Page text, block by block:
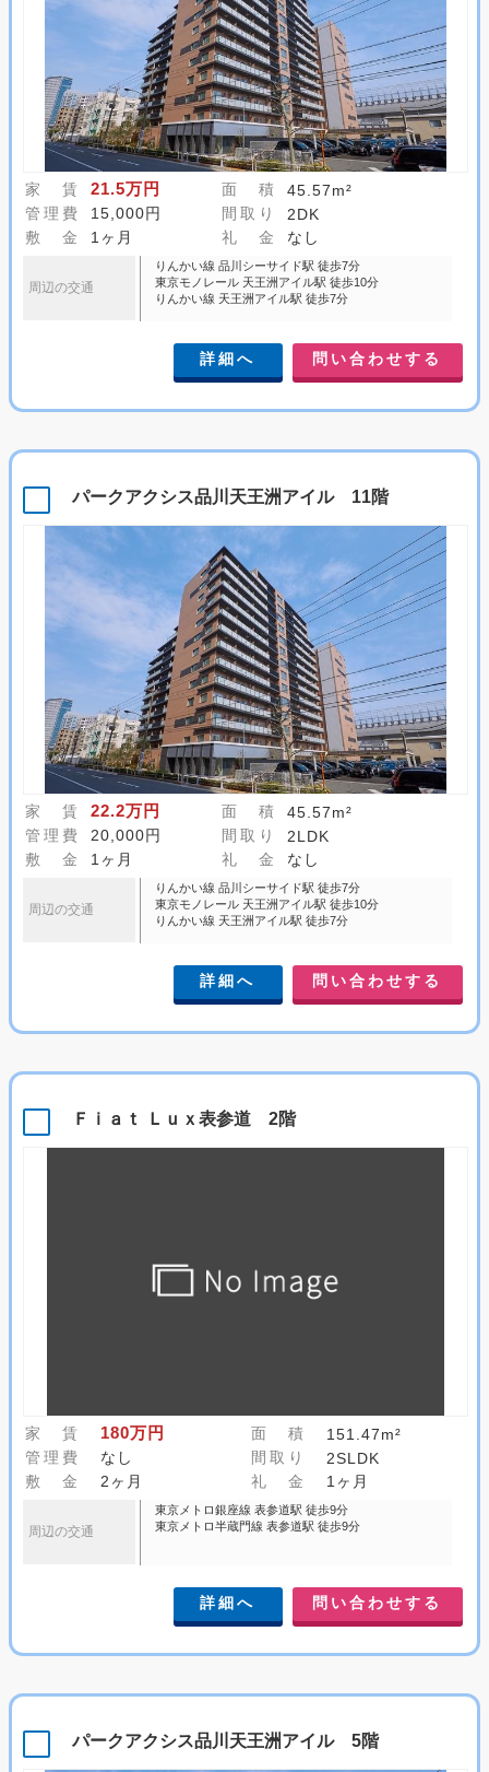
家 賃 21.5万円 面 積
45.57m²
管理費
15,000円 間取り
2DK
敷 金
1ヶ月 礼 金 なし
周辺の交通
りんかい線 品川シーサイド駅 徒歩7分
東京モノレール 天王洲アイル駅 徒歩10分
りんかい線 天王洲アイル駅 徒歩7分
詳細へ 問い合わせする
パークアクシス品川天王洲アイル 11階
家 賃 22.2万円 面 積
45.57m²
管理費
20,000円 間取り
2LDK
敷 金
1ヶ月 礼 金 なし
周辺の交通
りんかい線 品川シーサイド駅 徒歩7分
東京モノレール 天王洲アイル駅 徒歩10分
りんかい線 天王洲アイル駅 徒歩7分
詳細へ 問い合わせする
Ｆｉａｔ Ｌｕｘ表参道 2階
家 賃 180万円 面 積
151.47m²
管理費
なし 間取り
2SLDK
敷 金
2ヶ月 礼 金 1ヶ月
周辺の交通
東京メトロ銀座線 表参道駅 徒歩9分
東京メトロ半蔵門線 表参道駅 徒歩9分
詳細へ 問い合わせする
パークアクシス品川天王洲アイル 5階